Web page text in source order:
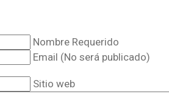
Nombre Requerido
Email (No será publicado)
Sitio web